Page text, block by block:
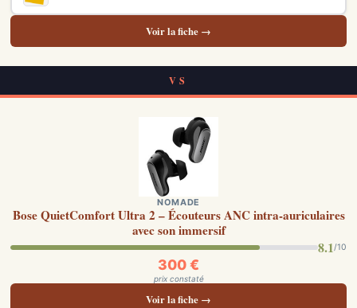
Voir la fiche →
VS
NOMADE
Bose QuietComfort Ultra 2 – Écouteurs ANC intra-auriculaires
avec son immersif
8.1/10
300 €
prix constaté
Voir la fiche →